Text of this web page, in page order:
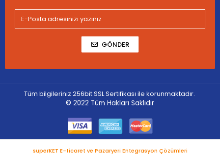
GÖNDER
Tüm bilgileriniz 256bit SSL Sertifikası ile korunmaktadır.
© 2022 Tüm Hakları Saklıdır
superKET E-ticaret ve Pazaryeri Entegrasyon Çözümleri